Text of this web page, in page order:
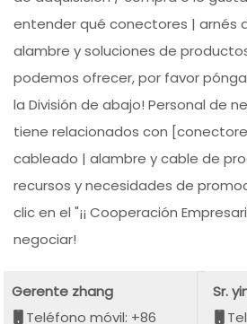
entender qué conectores | arnés
alambre y soluciones de
podemos ofrecer, por favor
la División de abajo! Personal de
tiene relacionados con
cableado | alambre y cable de
recursos y necesidades de
clic en el "¡¡ Cooperación
negociar!
Gerente zhang
Teléfono móvil: +86
Sr.